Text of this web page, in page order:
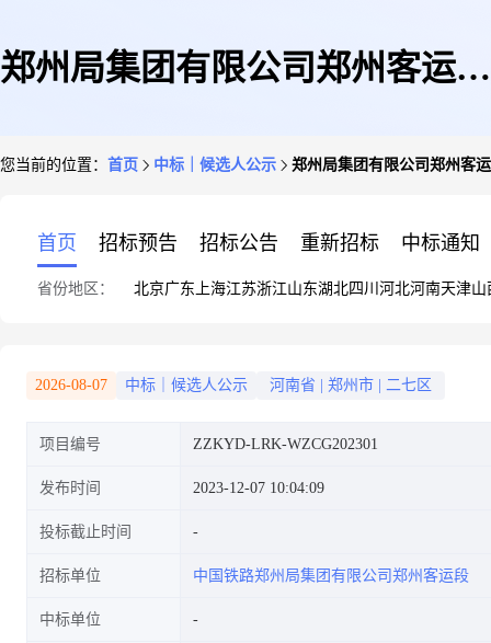
郑州局集团有限公司郑州客运段
您当前的位置： 首页 中标｜候选人公示 郑州局集团有限公司郑州客
首页 招标预告 招标公告 重新招标 中标通知
省份地区： 北京广东 上海江苏浙江山东湖北四川 河北河南天津山
2026-08-07 中标｜候选人公示 河南省 郑州市 二七区
项目编号 ZZKYD-LRK-WZCG202301
发布时间 2023-12-07 10:04:09
投标截止时间
招标单位 中国铁路郑州局集团有限公司郑州客运段
中标单位